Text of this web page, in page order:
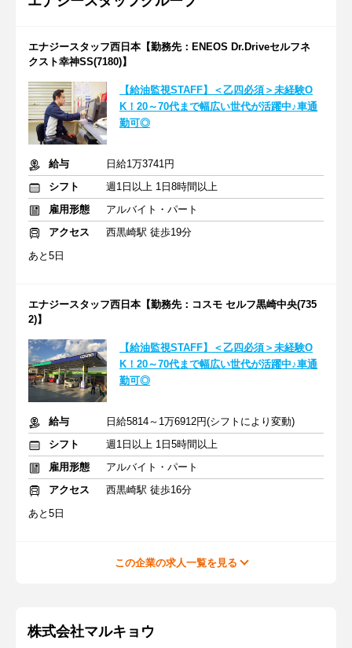
エナジースタッフ西日本【勤務先：ENEOS Dr.Driveセルフネ
クスト幸神SS(7180)】
【給油監視STAFF】＜乙四必須＞未経験O
K！20～70代まで幅広い世代が活躍中♪車通
勤可◎
給与
日給1万3741円
シフト
週1日以上 1日8時間以上
雇用形態
アルバイト・パート
アクセス
西黒崎駅 徒歩19分
あと5日
エナジースタッフ西日本【勤務先：コスモ セルフ黒崎中央(735
2)】
【給油監視STAFF】＜乙四必須＞未経験O
K！20～70代まで幅広い世代が活躍中♪車通
勤可◎
給与
日給5814～1万6912円(シフトにより変動)
シフト
週1日以上 1日5時間以上
雇用形態
アルバイト・パート
アクセス
西黒崎駅 徒歩16分
あと5日
この企業の求人一覧を見る
株式会社マルキョウ